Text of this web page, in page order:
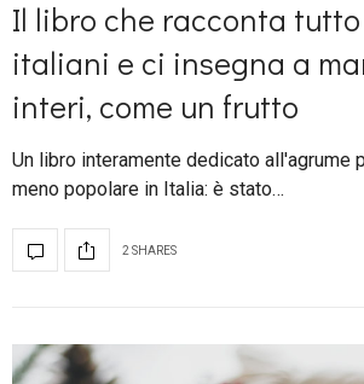
Il libro che racconta
italiani e ci insegna a
interi, come un frutto
Un libro interamente dedicato all'agrume
meno popolare in Italia: è stato…
2 SHARES